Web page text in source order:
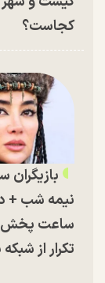
کجاست؟
بازیگران
نیمه شب +
ساعت پخش
تکرار از